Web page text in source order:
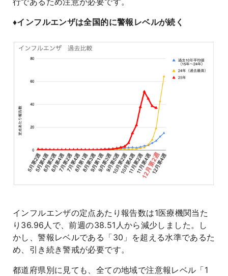
♦️インフルエンザは全国的に警報レベルが続く
インフルエンザの定点あたり報告数は1医療機関当た
り36.96人で、前週の38.51人から減少しました。し
かし、警報レベルである「30」を超える水準であるた
め、引き続き警戒が必要です。
都道府県別に見ても、全ての地域で注意報レベル「1